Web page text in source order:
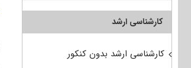
کارشناسی ارشد
کارشناسی ارشد بدون کنکور